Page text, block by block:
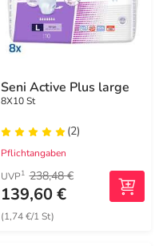
Seni Active Plus large
8X10 St
(2)
Pflichtangaben
UVP1 238,48 €
139,60 €
(1,74 €/1 St)